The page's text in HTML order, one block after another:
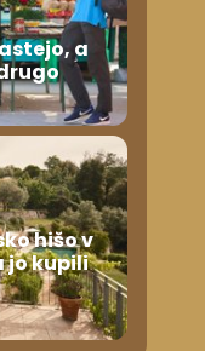
a
hišo v
jo kupili